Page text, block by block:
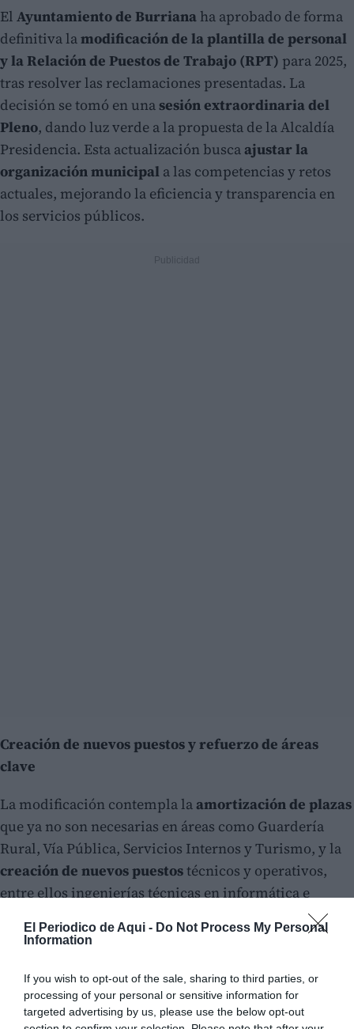
El Periodico de Aqui - Do Not Process My Personal
Information
If you wish to opt-out of the sale, sharing to third parties, or
processing of your personal or sensitive information for
targeted advertising by us, please use the below opt-out
El Ayuntamiento de Burriana ha aprobado de forma
definitiva lamodificación de la plantilla de personal
y la Relación de Puestos de Trabajo (RPT) para 2025,
tras resolver las reclamaciones presentadas. La
decisión se tomó en unasesión extraordinaria del
Pleno, dando luz verde a la propuesta de la Alcaldía
Presidencia. Esta actualización busca ajustar la
organización municipal a las competencias y retos
actuales, mejorando la eficiencia y transparencia en
los servicios públicos.
Creación de nuevos puestos y refuerzo de áreas
clave
La modificación contempla la amortización de plazas
que ya no son necesarias en áreas como Guardería
Rural, Vía Pública, Servicios Internos y Turismo, y la
creación de nuevos puestostécnicos y operativos,
entre ellos ingenierías técnicas en informática e
industrial, así como plazas de informador turístico,
auxiliar y oficial de servicios múltiples.